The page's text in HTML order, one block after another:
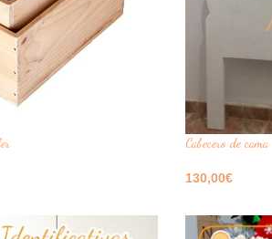
Cabecero de cama
130,00€